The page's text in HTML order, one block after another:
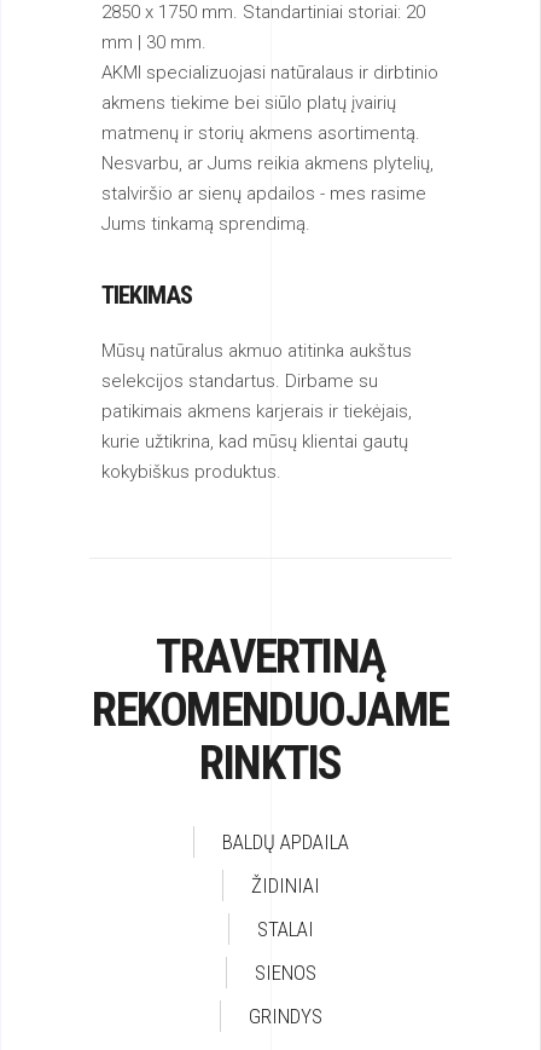
2850 x 1750 mm. Standartiniai storiai: 20
mm | 30 mm.
AKMI specializuojasi natūralaus ir dirbtinio
akmens tiekime bei siūlo platų įvairių
matmenų ir storių akmens asortimentą.
Nesvarbu, ar Jums reikia akmens plytelių,
stalviršio ar sienų apdailos - mes rasime
Jums tinkamą sprendimą.
TIEKIMAS
Mūsų natūralus akmuo atitinka aukštus
selekcijos standartus. Dirbame su
patikimais akmens karjerais ir tiekėjais,
kurie užtikrina, kad mūsų klientai gautų
kokybiškus produktus.
TRAVERTINĄ
REKOMENDUOJAME
RINKTIS
BALDŲ APDAILA
ŽIDINIAI
STALAI
SIENOS
GRINDYS